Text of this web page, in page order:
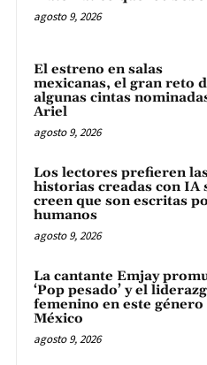
agosto 9, 2026
El estreno en salas
mexicanas, el gran reto
algunas cintas
Ariel
agosto 9, 2026
Los lectores prefieren
historias creadas con IA
creen que son escritas
humanos
agosto 9, 2026
La cantante Emjay
‘Pop pesado’ y el
femenino en este género
México
agosto 9, 2026